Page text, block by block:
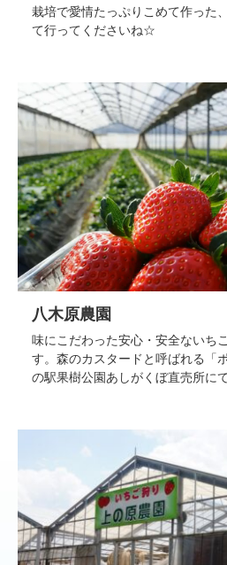
栽培で愛情たっぷりこめて作った
て行ってくださいね☆
八木原農園
味にこだわった安心・安全ないち
す。森のカスタードと呼ばれる「
の駅果樹公園あしがくぼ直売所に